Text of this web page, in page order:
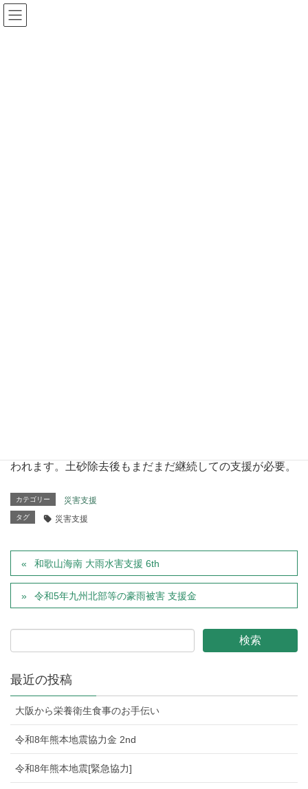
Warning
われます。土砂除去後もまだまだ継続しての支援が必要。
カテゴリー 災害支援
タグ 災害支援
和歌山海南 大雨水害支援 6th
令和5年九州北部等の豪雨被害 支援金
最近の投稿
大阪から栄養衛生食事のお手伝い
令和8年熊本地震協力金 2nd
令和8年熊本地震[緊急協力]